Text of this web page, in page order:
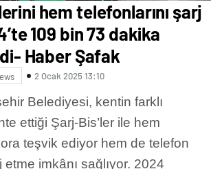
hem telefonlarını şarj
109 bin 73 dakika
Haber Şafak
2 Ocak 2025 13:10
Belediyesi, kentin farklı
ettiği Şarj-Bis’ler ile hem
teşvik ediyor hem de telefon
imkânı sağlıyor. 2024